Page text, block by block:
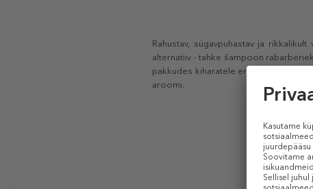
Rahustav, sügavpuhastav ja
alternatiiv - tahke šampoon
pakkudes kiharatele erakordset sära.
aroomi.